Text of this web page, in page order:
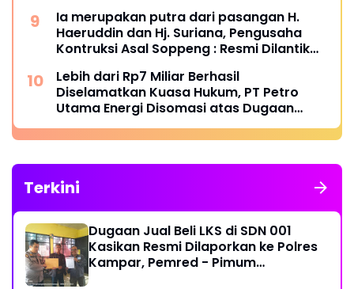
Ia merupakan putra dari pasangan H.
Haeruddin dan Hj. Suriana, Pengusaha
Kontruksi Asal Soppeng : Resmi Dilantik
Lebih dari Rp7 Miliar Berhasil
Diselamatkan Kuasa Hukum, PT Petro
Utama Energi Disomasi atas Dugaan
Wanprestasi Pembayaran Success Fee
Terkini
Dugaan Jual Beli LKS di SDN 001
Kasikan Resmi Dilaporkan ke Polres
Kampar, Pemred - Pimum